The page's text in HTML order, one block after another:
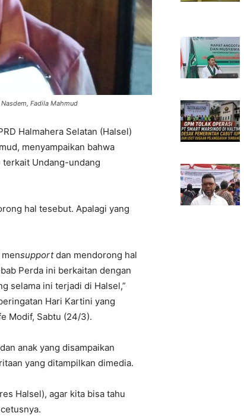
Fadila Mahmud
Halmahera Selatan (Halsel)
menyampaikan bahwa
terkait Undang-undang
hal tesebut. Apalagi yang
supportdan mendorong hal
Perda ini berkaitan dengan
selama ini terjadi di Halsel,”
Hari Kartini yang
Modif, Sabtu (24/3).
anak yang disampaikan
yang ditampilkan dimedia.
Halsel), agar kita bisa tahu